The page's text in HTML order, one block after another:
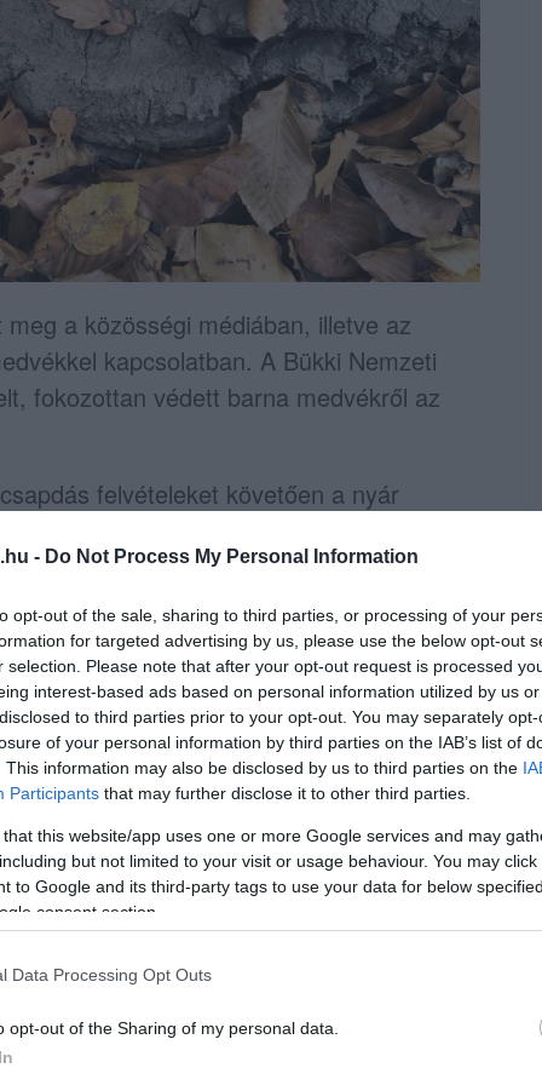
- Do Not Process My Personal Information
opt-out of the sale, sharing to third parties, or processing of your
for targeted advertising by us, please use the below opt-out
selection. Please note that after your opt-out request is processed
interest-based ads based on personal information utilized by us
to third parties prior to your opt-out. You may separately
of your personal information by third parties on the IAB’s list of
This information may also be disclosed by us to third parties on the
Participants that may further disclose it to other third parties.
this website/app uses one or more Google services and may
but not limited to your visit or usage behaviour. You may
to Google and its third-party tags to use your data for below
consent section.
Data Processing Opt Outs
opt-out of the Sharing of my personal data.
a közösségi médiában, illetve az
kapcsolatban. A Bükki Nemzeti
fokozottan védett barna medvékről az
felvételeket követően a nyár
2024. augusztus 18-án
hegység déli részén. A nagyragadozót
vadkamera fotózta.